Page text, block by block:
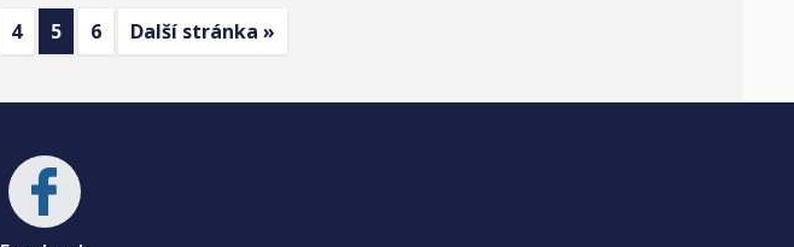
4 5 6 Další stránka »